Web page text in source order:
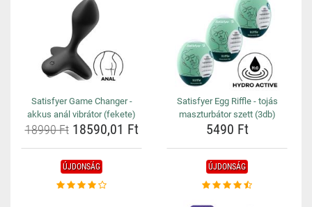
Satisfyer Game Changer -
akkus anál vibrátor (fekete)
18990 Ft18590,01 Ft
Satisfyer Egg Riffle - tojás
maszturbátor szett (3db)
5490 Ft
ÚJDONSÁG ÚJDONSÁG